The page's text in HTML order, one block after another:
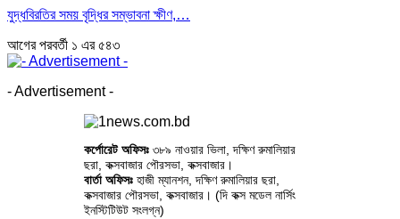
যুদ্ধবিরতির সময় বৃদ্ধির সম্ভাবনা ক্ষীণ,…
আগেরপরবর্তী ১ এর ৫৪৩
- Advertisement -
কর্পোরেট অফিসঃ ৩৮৯ নাওয়ার ভিলা, দক্ষিণ রুমালিয়ার
ছরা, কক্সবাজার পৌরসভা, কক্সবাজার।
বার্তা অফিসঃহাজী ম্যানশন, দক্ষিণ রুমালিয়ার ছরা,
কক্সবাজার পৌরসভা, কক্সবাজার। (দি কক্স মডেল নার্সিং
ইনস্টিটিউট সংলগ্ন)